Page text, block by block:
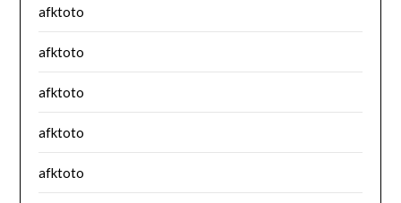
afktoto
afktoto
afktoto
afktoto
afktoto